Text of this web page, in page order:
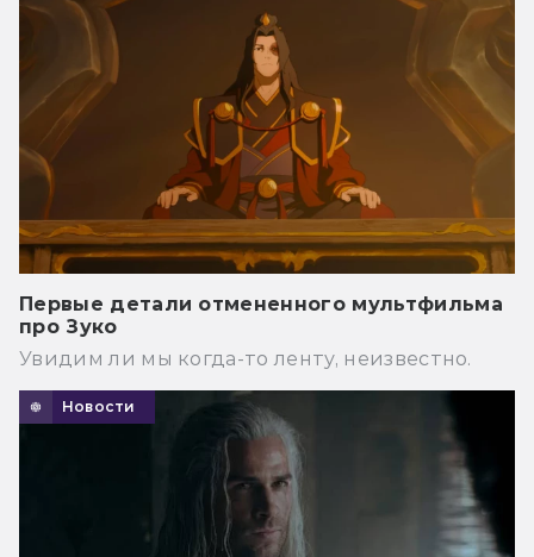
Первые детали отмененного мультфильма
про Зуко
Увидим ли мы когда-то ленту, неизвестно.
Новости